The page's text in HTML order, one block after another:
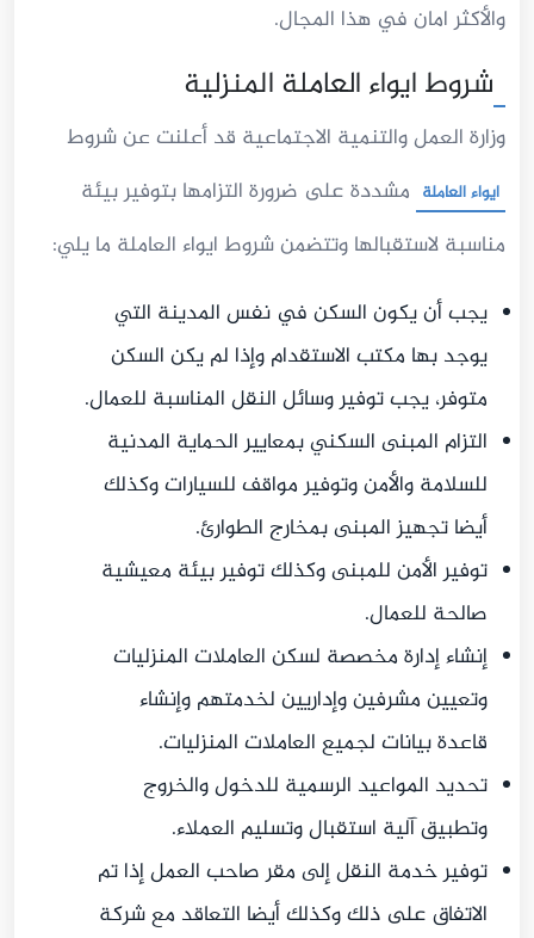
والأكثر امان في هذا المجال.
شروط ايواء العاملة المنزلية
وزارة العمل والتنمية الاجتماعية قد أعلنت عن شروط
ايواء العاملة مشددة على ضرورة التزامها بتوفير بيئة
مناسبة لاستقبالها وتتضمن شروط ايواء العاملة ما يلي:
يجب أن يكون السكن في نفس المدينة التي
يوجد بها مكتب الاستقدام وإذا لم يكن السكن
متوفر، يجب توفير وسائل النقل المناسبة للعمال.
التزام المبنى السكني بمعايير الحماية المدنية
للسلامة والأمن وتوفير مواقف للسيارات وكذلك
أيضا تجهيز المبنى بمخارج الطوارئ.
توفير الأمن للمبنى وكذلك توفير بيئة معيشية
صالحة للعمال.
إنشاء إدارة مخصصة لسكن العاملات المنزليات
وتعيين مشرفين وإداريين لخدمتهم وإنشاء
قاعدة بيانات لجميع العاملات المنزليات.
تحديد المواعيد الرسمية للدخول والخروج
وتطبيق آلية استقبال وتسليم العملاء.
توفير خدمة النقل إلى مقر صاحب العمل إذا تم
الاتفاق على ذلك وكذلك أيضا التعاقد مع شركة